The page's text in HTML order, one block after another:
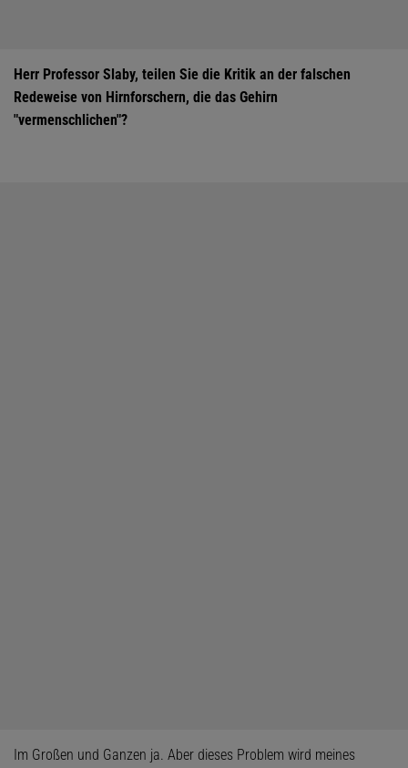
Herr Professor Slaby, teilen Sie die Kritik an der falschen
Redeweise von Hirnforschern, die das Gehirn
"vermenschlichen"?
Im Großen und Ganzen ja. Aber dieses Problem wird meines